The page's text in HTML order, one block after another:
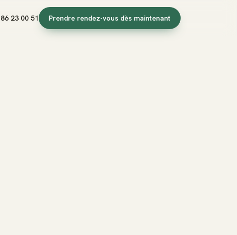
23 00 51 Prendre rendez-vous dès maintenant